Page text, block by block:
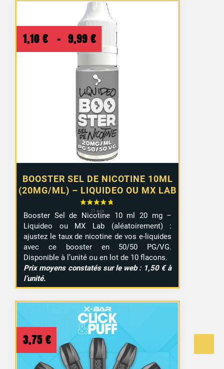
BOOSTER SEL DE NICOTINE 10ML
(20MG/ML) – LIQUIDEO OU MX LAB
1,10 € – 9,99 €
Plage
de
prix :
1,10 €
à
9,99 €
Booster Sel de Nicotine 10 ml 20 mg –
Liquideo ou MX Lab (aléatoirement) :
ajustez le taux de nicotine de vos e-liquides
avec ce booster en 50/50 PG/VG.
Disponible à l’unité ou en lot de 10 flacons.
Prix moyens constatés sur le web : 1,50 € à
l’unité.
3,75 €